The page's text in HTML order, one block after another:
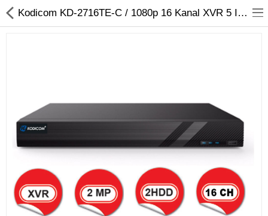
Kameralar
Kayıt Cihazları
Hırsız Alarm Sistemleri
Yangın Alarm Sistemleri
Kodicom KD-2716TE-C / 1080p 16 Kanal XVR 5 IN 1 Hibrit Kayıt Cihazı